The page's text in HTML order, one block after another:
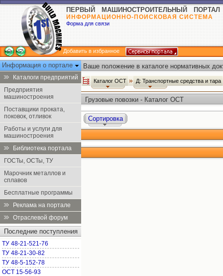
ПЕРВЫЙ МАШИНОСТРОИТЕЛЬНЫЙ ПОРТАЛ
ИНФОРМАЦИОННО-ПОИСКОВАЯ СИСТЕМА
Форма для связи
Добавить в избранное
Информация о портале
Каталоги предприятий
Предприятия
машиностроения
Поставщики проката,
поковок, отливок
Работы и услуги для
машиностроения
Библиотека портала
ГОСТы, ОСТы, ТУ
Марочник металлов и
сплавов
Бесплатные программы
Реклама на портале
Отраслевой форум
Последние поступления
ТУ 48-21-521-76
ТУ 48-21-30-82
ТУ 48-5-152-78
ОСТ 15-56-93
Ваше положение в каталоге нормативных
Каталог ОСТ Д: Транспортные средства и тара
Грузовые повозки - Каталог ОСТ
Сортировка